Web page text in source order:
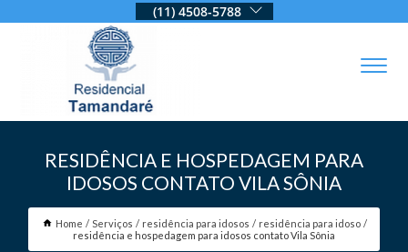
(11) 4508-5788
RESIDÊNCIA E HOSPEDAGEM PARA
IDOSOS CONTATO VILA SÔNIA
Home Serviços residência para idosos
residência para idoso
residência e hospedagem para idosos contato Vila Sônia